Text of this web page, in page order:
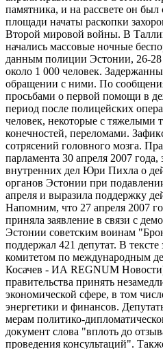
памятника, и на рассвете он был
площади начаты раскопки
Второй мировой войны. В
начались массовые ночные
данным полиции Эстонии, 26-
около 1 000 человек.
обращении с ними. По
просьбами о первой помощи в
период после полицейских
человек, некоторые с тяжелыми
конечностей, переломами.
сотрясений головного мозга.
парламента 30 апреля 2007
внутренних дел Юри Пихла о
органов Эстонии при
апреля и выразила поддержку
Напомним, что 27 апреля 2007
приняла заявление в связи с
Эстонии советским воинам
поддержал 421 депутат. В
комитетом по международным
Косачев - ИА REGNUM
правительства принять
экономической сфере, в том
энергетики и финансов.
мерам политико-
документ слова "вплоть до
проведения консультаций".